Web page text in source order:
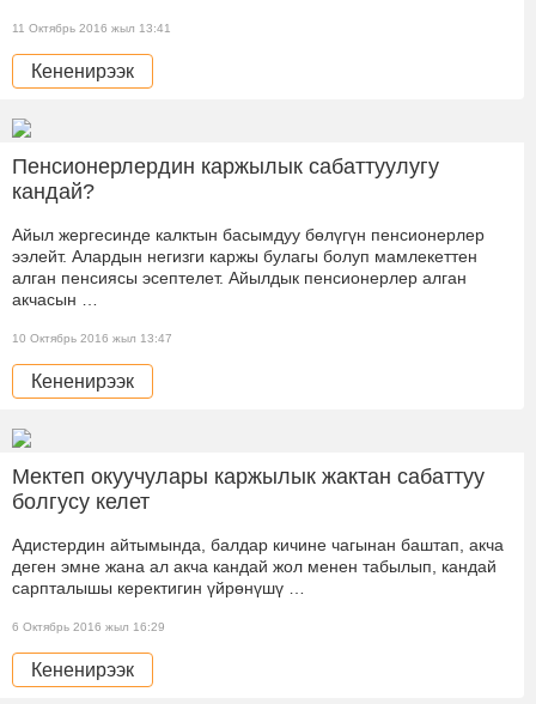
11 Октябрь 2016 жыл 13:41
Кененирээк
Пенсионерлердин каржылык сабаттуулугу
кандай?
Айыл жергесинде калктын басымдуу бөлүгүн пенсионерлер
ээлейт. Алардын негизги каржы булагы болуп мамлекеттен
алган пенсиясы эсептелет. Айылдык пенсионерлер алган
акчасын …
10 Октябрь 2016 жыл 13:47
Кененирээк
Мектеп окуучулары каржылык жактан сабаттуу
болгусу келет
Адистердин айтымында, балдар кичине чагынан баштап, акча
деген эмне жана ал акча кандай жол менен табылып, кандай
сарпталышы керектигин үйрөнүшү …
6 Октябрь 2016 жыл 16:29
Кененирээк